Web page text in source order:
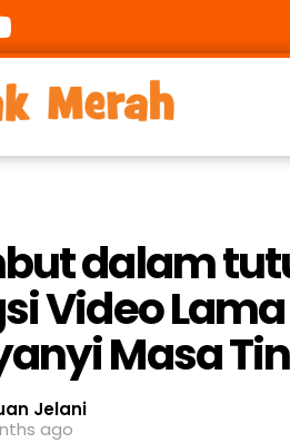
dalam
Video
Masa
Jelani
ago